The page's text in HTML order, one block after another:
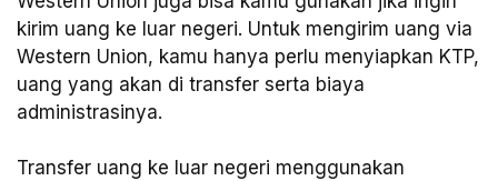
kirim uang ke luar negeri. Untuk mengirim uang via
Western Union, kamu hanya perlu menyiapkan KTP,
uang yang akan di transfer serta biaya
administrasinya.
Transfer uang ke luar negeri menggunakan